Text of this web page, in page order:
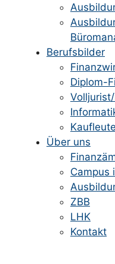
Berufsbilder
Diplom-
Über uns
Campus
ZBB
LHK
Kontakt